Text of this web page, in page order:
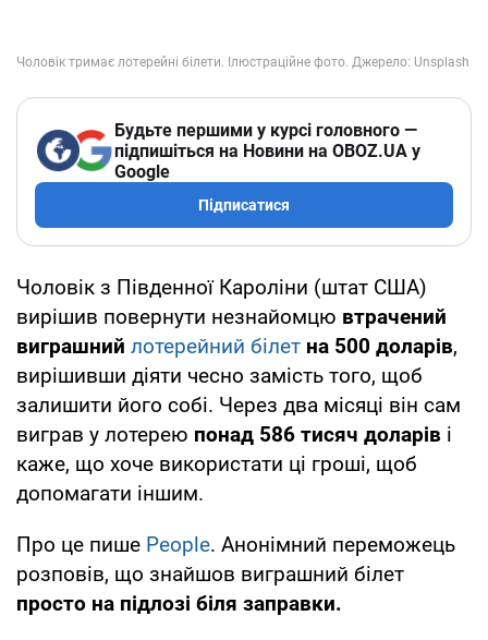
Будьте першими у курсі головного —
підпишіться на Новини на OBOZ.UA у
Google
Підписатися
Чоловік з Південної Кароліни (штат США)
вирішив повернути незнайомцю втрачений
виграшний лотерейний білет на 500 доларів,
вирішивши діяти чесно замість того, щоб
залишити його собі. Через два місяці він сам
виграв у лотерею понад 586 тисяч доларів і
каже, що хоче використати ці гроші, щоб
допомагати іншим.
Про це пише People. Анонімний переможець
розповів, що знайшов виграшний білет
просто на підлозі біля заправки.